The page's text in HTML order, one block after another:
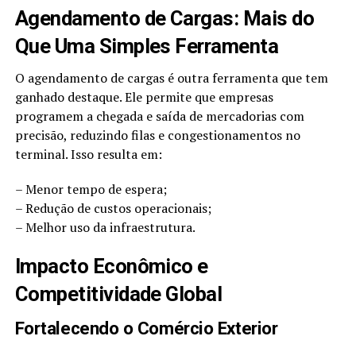
Agendamento de Cargas: Mais do
Que Uma Simples Ferramenta
O agendamento de cargas é outra ferramenta que tem
ganhado destaque. Ele permite que empresas
programem a chegada e saída de mercadorias com
precisão, reduzindo filas e congestionamentos no
terminal. Isso resulta em:
– Menor tempo de espera;
– Redução de custos operacionais;
– Melhor uso da infraestrutura.
Impacto Econômico e
Competitividade Global
Fortalecendo o Comércio Exterior